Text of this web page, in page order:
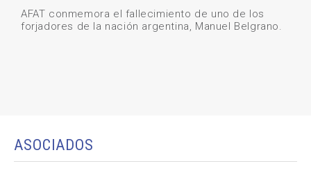
AFAT conmemora el fallecimiento de uno de los
forjadores de la nación argentina, Manuel Belgrano.
ASOCIADOS